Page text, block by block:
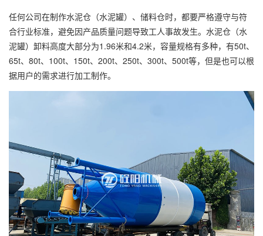
任何公司在制作水泥仓（水泥罐）、储料仓时，都要严格遵守与符
合行业标准，避免因产品质量问题导致工人事故发生。水泥仓（水
泥罐）卸料高度大部分为1.96米和4.2米，容量规格有多种，有50t、
65t、80t、100t、150t、200t、250t、300t、500t等，但是也可以根
据用户的需求进行加工制作。